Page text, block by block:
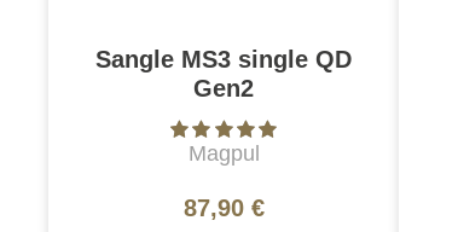
Sangle MS3 single QD
Gen2
Magpul
87,90 €